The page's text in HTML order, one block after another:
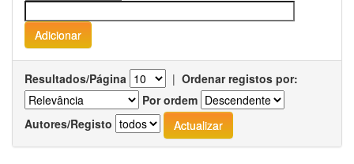
Resultados/Página | Ordenar registos por:
Por ordem
Autores/Registo